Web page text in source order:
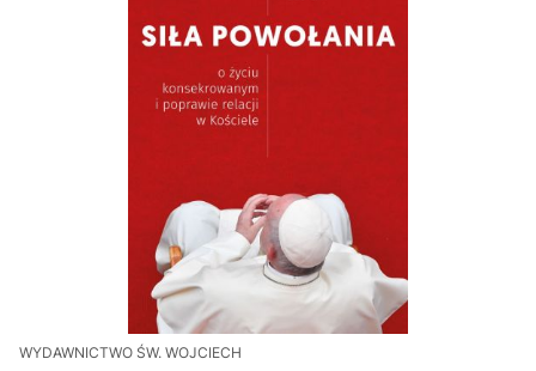
WYDAWNICTWO ŚW. WOJCIECH